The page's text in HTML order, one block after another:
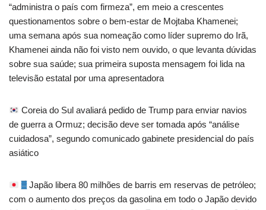
“administra o país com firmeza”, em meio a crescentes
questionamentos sobre o bem-estar de Mojtaba Khamenei;
uma semana após sua nomeação como líder supremo do Irã,
Khamenei ainda não foi visto nem ouvido, o que levanta dúvidas
sobre sua saúde; sua primeira suposta mensagem foi lida na
televisão estatal por uma apresentadora
Coreia do Sul avaliará pedido de Trump para enviar navios
de guerra a Ormuz; decisão deve ser tomada após “análise
cuidadosa”, segundo comunicado gabinete presidencial do país
asiático
Japão libera 80 milhões de barris em reservas de petróleo;
com o aumento dos preços da gasolina em todo o Japão devido